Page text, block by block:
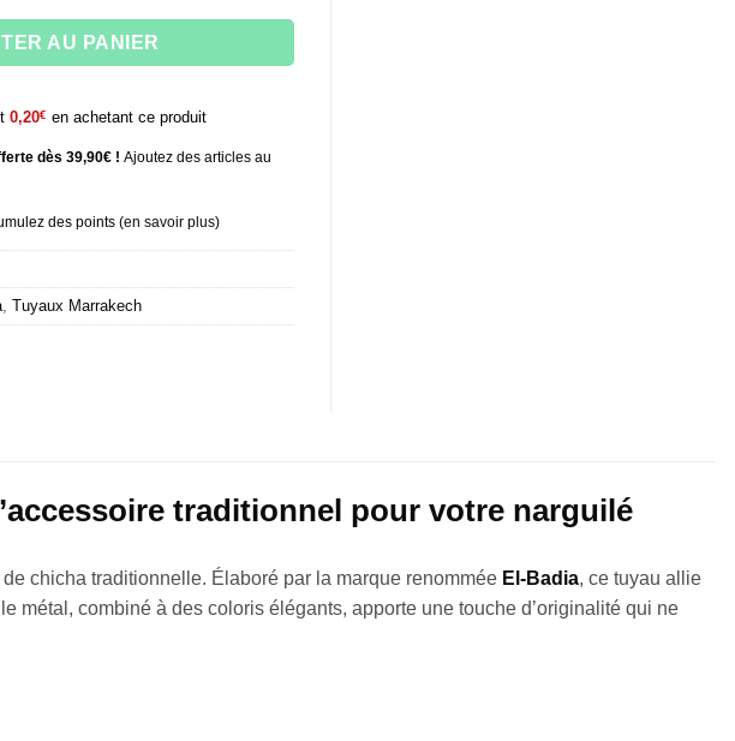
AU PANIER
0,20€ en achetant ce produit
dès 39,90€ ! Ajoutez des articles au
des points (en savoir plus)
Tuyaux Marrakech
traditionnel pour votre narguilé
chicha traditionnelle. Élaboré par la marque renommée El-Badia, ce tuyau allie
métal, combiné à des coloris élégants, apporte une touche d’originalité qui ne